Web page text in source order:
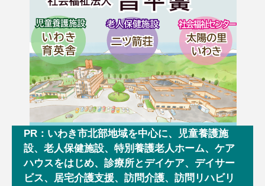
PR：いわき市北部地域を中心に、児童養護施
設、老人保健施設、特別養護老人ホーム、ケア
ハウスをはじめ、診療所とデイケア、デイサー
ビス、居宅介護支援、訪問介護、訪問リハビリ